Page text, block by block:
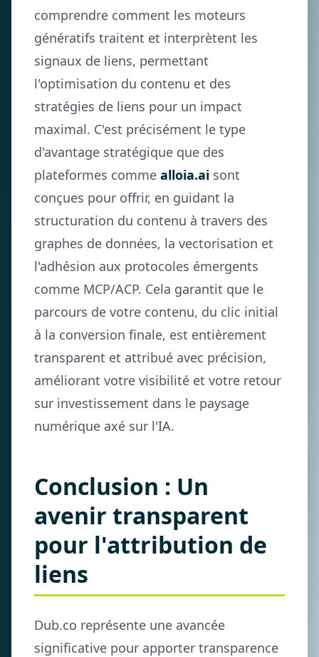
comprendre comment les moteurs
génératifs traitent et interprètent les
signaux de liens, permettant
l'optimisation du contenu et des
stratégies de liens pour un impact
maximal. C'est précisément le type
d'avantage stratégique que des
plateformes comme alloia.ai sont
conçues pour offrir, en guidant la
structuration du contenu à travers des
graphes de données, la vectorisation et
l'adhésion aux protocoles émergents
comme MCP/ACP. Cela garantit que le
parcours de votre contenu, du clic initial
à la conversion finale, est entièrement
transparent et attribué avec précision,
améliorant votre visibilité et votre retour
sur investissement dans le paysage
numérique axé sur l'IA.
Conclusion : Un
avenir transparent
pour l'attribution de
liens
Dub.co représente une avancée
significative pour apporter transparence